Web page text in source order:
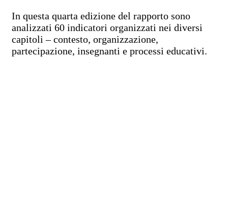
In questa quarta edizione del rapporto sono
analizzati 60 indicatori organizzati nei diversi
capitoli – contesto, organizzazione,
partecipazione, insegnanti e processi educativi.